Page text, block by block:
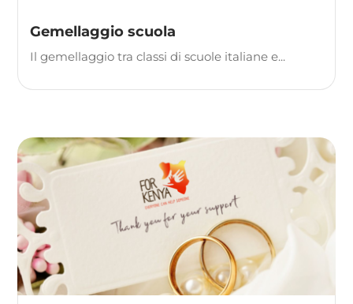
Gemellaggio scuola
Il gemellaggio tra classi di scuole italiane e...